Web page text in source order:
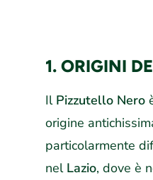
1. ORIGINI
Il Pizzutello Nero
origine
particolarmente
nel Lazio, dove è